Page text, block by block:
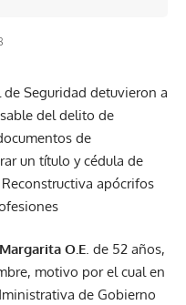
Seguridad detuvieron a
del delito de
de
un título y cédula de
apócrifos
O.E. de 52 años,
motivo por el cual en
de Gobierno